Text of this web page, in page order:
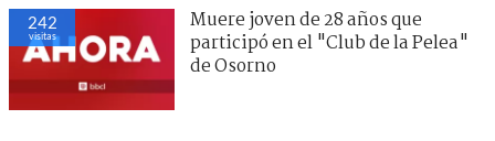
242
visitas
Muere joven de 28 años que
participó en el "Club de la Pelea"
de Osorno